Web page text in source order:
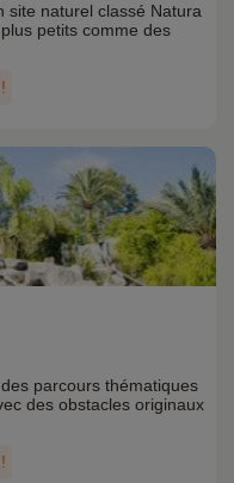
site naturel classé Natura
petits comme des
parcours thématiques
des obstacles originaux